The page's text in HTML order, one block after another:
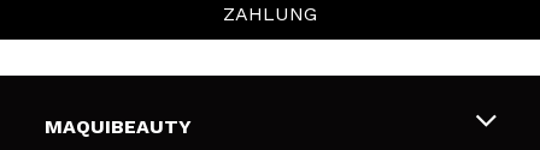
ZAHLUNG
MAQUIBEAUTY